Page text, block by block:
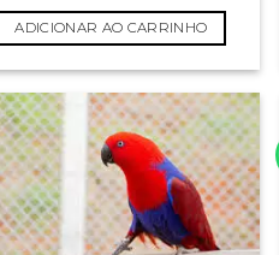
ADICIONAR AO CARRINHO